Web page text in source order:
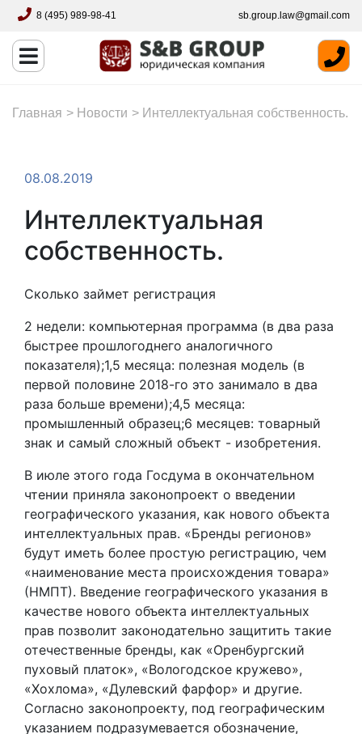
8 (495) 989-98-41 sb.group.law@gmail.com
Главная > Новости > Интеллектуальная собственность.
08.08.2019
Интеллектуальная
собственность.
Сколько займет регистрация
2 недели: компьютерная программа (в два раза
быстрее прошлогоднего аналогичного
показателя);1,5 месяца: полезная модель (в
первой половине 2018-го это занимало в два
раза больше времени);4,5 месяца:
промышленный образец;6 месяцев: товарный
знак и самый сложный объект - изобретения.
В июле этого года Госдума в окончательном
чтении приняла законопроект о введении
географического указания, как нового объекта
интеллектуальных прав. «Бренды регионов»
будут иметь более простую регистрацию, чем
«наименование места происхождения товара»
(НМПТ). Введение географического указания в
качестве нового объекта интеллектуальных
прав позволит законодательно защитить такие
отечественные бренды, как «Оренбургский
пуховый платок», «Вологодское кружево»,
«Хохлома», «Дулевский фарфор» и другие.
Согласно законопроекту, под географическим
указанием подразумевается обозначение,